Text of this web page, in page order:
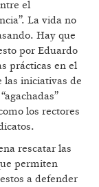
el
La vida no
Hay que
por Eduardo
prácticas en el
iniciativas de
los rectores
rescatar las
permiten
a defender